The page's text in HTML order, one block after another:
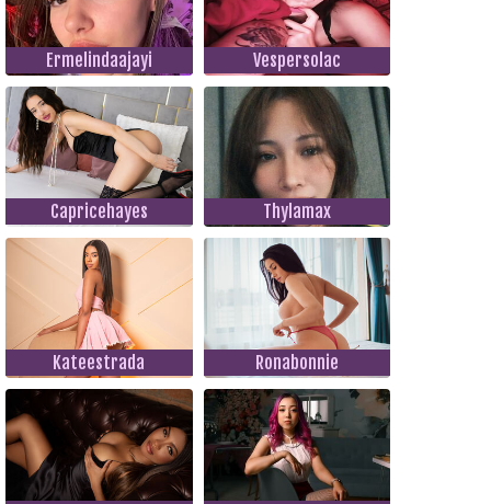
Ermelindaajayi Vespersolac
Capricehayes Thylamax
Kateestrada Ronabonnie